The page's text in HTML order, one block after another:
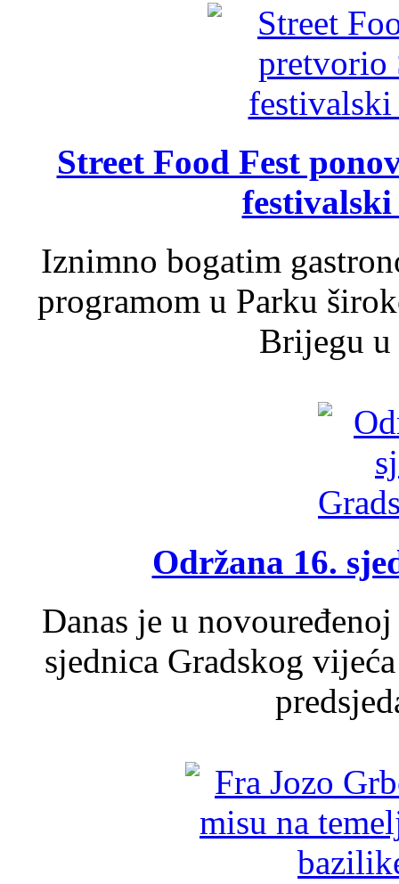
Street Food Fest
Iznimno bogatim
programom u Parku
Brijegu u
Održana 16.
Danas je u
sjednica Gradskog